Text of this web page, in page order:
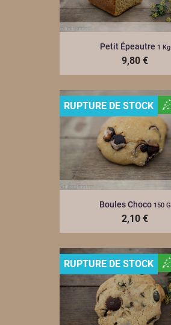
Petit Épeautre 1 Kg
9,80 €
Boules Choco 150 G
2,10 €
RUPTURE DE STOCK
RUPTURE DE STOCK